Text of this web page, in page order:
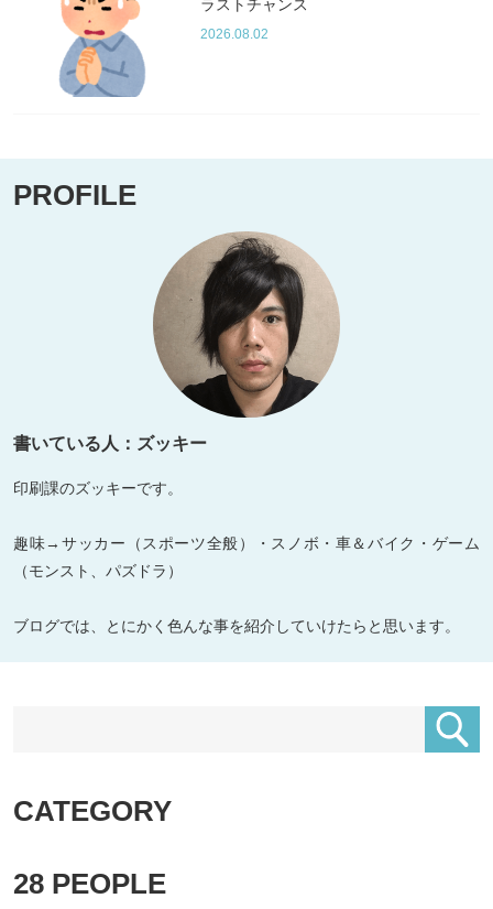
ラストチャンス
2026.08.02
PROFILE
書いている人：ズッキー
印刷課のズッキーです。
趣味→サッカー（スポーツ全般）・スノボ・車＆バイク・ゲーム
（モンスト、パズドラ）
ブログでは、とにかく色んな事を紹介していけたらと思います。
CATEGORY
28 PEOPLE